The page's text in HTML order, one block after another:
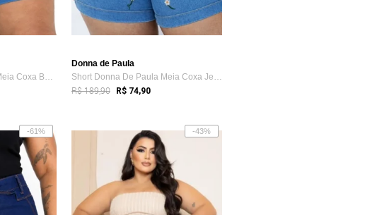
Short Donna De Paula Meia Coxa Bordado C...
Donna de Paula
Short Donna De Paula Meia Coxa Jeans Bor...
R$ 189,90 R$ 74,90
-61% -43%